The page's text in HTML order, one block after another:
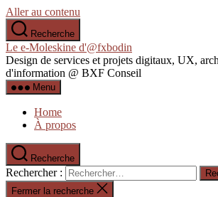
Aller au contenu
Recherche
Le e-Moleskine d'@fxbodin
Design de services et projets digitaux, UX,
d'information @ BXF Conseil
Menu
Home
À propos
Recherche
Rechercher :
Fermer la recherche